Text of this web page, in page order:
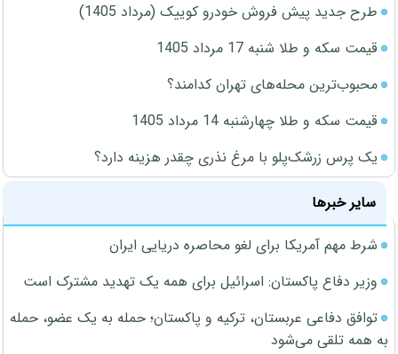
طرح جدید پیش فروش خودرو کوییک (مرداد 1405)
قیمت سکه و طلا شنبه 17 مرداد 1405
محبوب‌ترین محله‌های تهران کدامند؟
قیمت سکه و طلا چهارشنبه 14 مرداد 1405
یک پرس زرشک‌پلو با مرغ نذری چقدر هزینه دارد؟
سایر خبرها
شرط مهم آمریکا برای لغو محاصره دریایی ایران
وزیر دفاع پاکستان: اسرائیل برای همه یک تهدید مشترک است
توافق دفاعی عربستان، ترکیه و پاکستان؛ حمله به یک عضو، حمله
به همه تلقی می‌شود